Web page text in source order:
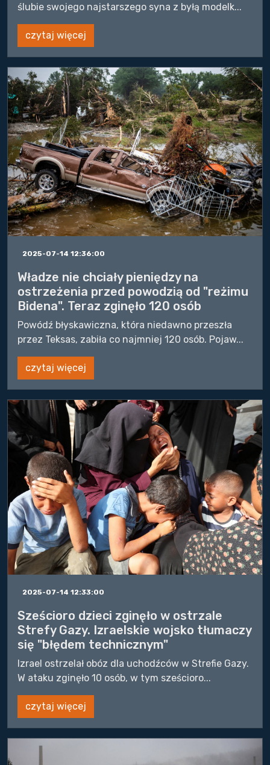
ślubie swojego najstarszego syna z byłą modelk...
czytaj więcej
2025-07-14 12:36:00
Władze nie chciały pieniędzy na
ostrzeżenia przed powodzią od "reżimu
Bidena". Teraz zginęło 120 osób
Powódź błyskawiczna, która niedawno przeszła
przez Teksas, zabiła co najmniej 120 osób. Pojaw...
czytaj więcej
2025-07-14 12:33:00
Sześcioro dzieci zginęło w ostrzale
Strefy Gazy. Izraelskie wojsko tłumaczy
się "błędem technicznym"
Izrael ostrzelał obóz dla uchodźców w Strefie Gazy.
W ataku zginęło 10 osób, w tym sześcioro...
czytaj więcej